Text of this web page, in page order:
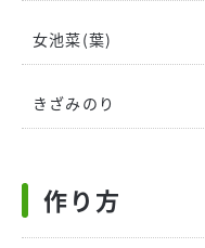
女池菜(葉)
きざみのり
作り方